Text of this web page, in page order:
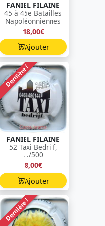
FANIEL FILAINE
45 à 45e Batailles
Napoléonniennes
18,00€
Ajouter
Dernière !
FANIEL FILAINE
52 Taxi Bedrijf,
.../500
8,00€
Ajouter
Dernière !